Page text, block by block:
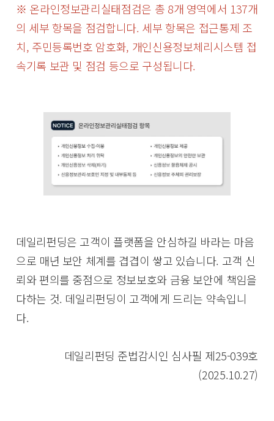
※ 온라인정보관리실태점검은 총 8개 영역에서 137개
의 세부 항목을 점검합니다. 세부 항목은 접근통제 조
치, 주민등록번호 암호화, 개인신용정보체리시스템 접
속기록 보관 및 점검 등으로 구성됩니다.
데일리펀딩은 고객이 플랫폼을 안심하길 바라는 마음
으로 매년 보안 체계를 겹겹이 쌓고 있습니다. 고객 신
뢰와 편의를 중점으로 정보보호와 금융 보안에 책임을
다하는 것. 데일리펀딩이 고객에게 드리는 약속입니
다.
데일리펀딩 준법감시인 심사필 제25-039호
(2025.10.27)